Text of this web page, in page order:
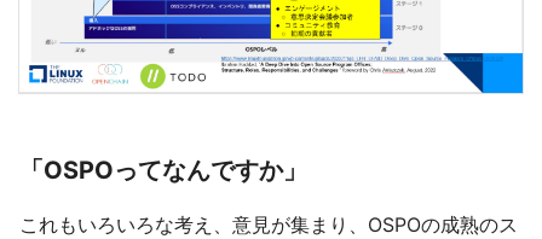
「OSPOってなんですか」
これもいろいろな考え、意見が集まり、OSPOの成熟のス